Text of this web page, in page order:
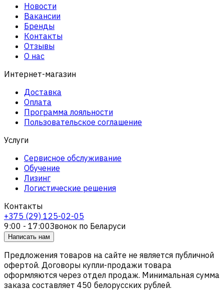
Новости
Вакансии
Бренды
Контакты
Отзывы
О нас
Интернет-магазин
Доставка
Оплата
Программа лояльности
Пользовательское соглашение
Услуги
Сервисное обслуживание
Обучение
Лизинг
Логистические решения
Контакты
+375 (29) 125-02-05
9:00 - 17:00Звонок по Беларуси
Написать нам
Предложения товаров на сайте не является публичной
офертой. Договоры купли-продажи товара
оформляются через отдел продаж. Минимальная сумма
заказа составляет 450 белорусских рублей.